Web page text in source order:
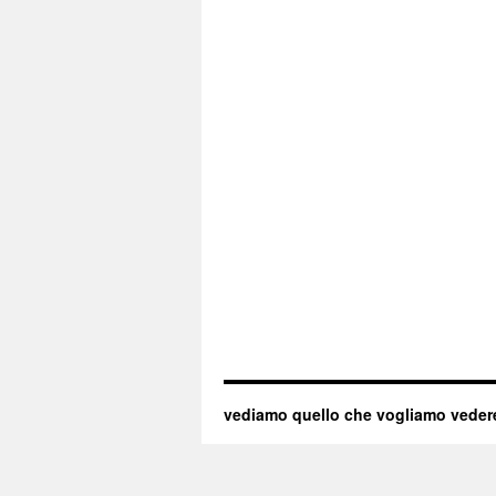
vediamo quello che vogliamo